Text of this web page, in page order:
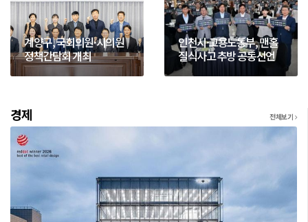
계양구, 국회의원·시의원
정책간담회 개최
인천시·고용노동부, 맨홀
질식사고 추방 공동선언
경제 전체보기